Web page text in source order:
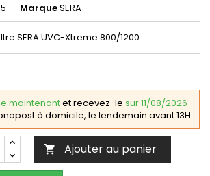
MarqueSERA
SERA UVC-Xtreme 800/1200
maintenantet recevez-le sur 11/08/2026
à domicile, le lendemain avant 13H
 Ajouter au panier